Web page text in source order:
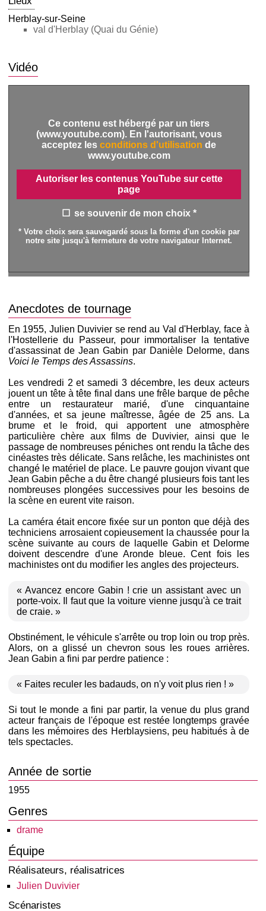
Herblay-sur-Seine
val d'Herblay (Quai du Génie)
Vidéo
Ce contenu est hébergé par un tiers
(www.youtube.com). En l'autorisant, vous
acceptez les conditions d'utilisation de
www.youtube.com
Autoriser les contenus YouTube sur cette
page
se souvenir de mon choix *
* Votre choix sera sauvegardé sous la forme d'un cookie par
notre site jusqu'à fermeture de votre navigateur Internet.
Anecdotes de tournage
En 1955, Julien Duvivier se rend au Val d'Herblay, face à
l'Hostellerie du Passeur, pour immortaliser la tentative
d'assassinat de Jean Gabin par Danièle Delorme, dans
Voici le Temps des Assassins.
Les vendredi 2 et samedi 3 décembre, les deux acteurs
jouent un tête à tête final dans une frêle barque de pêche
entre un restaurateur marié, d'une cinquantaine
d'années, et sa jeune maîtresse, âgée de 25 ans. La
brume et le froid, qui apportent une atmosphère
particulière chère aux films de Duvivier, ainsi que le
passage de nombreuses péniches ont rendu la tâche des
cinéastes très délicate. Sans relâche, les machinistes ont
changé le matériel de place. Le pauvre goujon vivant que
Jean Gabin pêche a du être changé plusieurs fois tant les
nombreuses plongées successives pour les besoins de
la scène en eurent vite raison.
La caméra était encore fixée sur un ponton que déjà des
techniciens arrosaient copieusement la chaussée pour la
scène suivante au cours de laquelle Gabin et Delorme
doivent descendre d'une Aronde bleue. Cent fois les
machinistes ont du modifier les angles des projecteurs.
« Avancez encore Gabin ! crie un assistant avec un
porte-voix. Il faut que la voiture vienne jusqu'à ce trait
de craie. »
Obstinément, le véhicule s'arrête ou trop loin ou trop près.
Alors, on a glissé un chevron sous les roues arrières.
Jean Gabin a fini par perdre patience :
« Faites reculer les badauds, on n'y voit plus rien ! »
Si tout le monde a fini par partir, la venue du plus grand
acteur français de l'époque est restée longtemps gravée
dans les mémoires des Herblaysiens, peu habitués à de
tels spectacles.
Année de sortie
1955
Genres
drame
Équipe
Réalisateurs, réalisatrices
Julien Duvivier
Scénaristes